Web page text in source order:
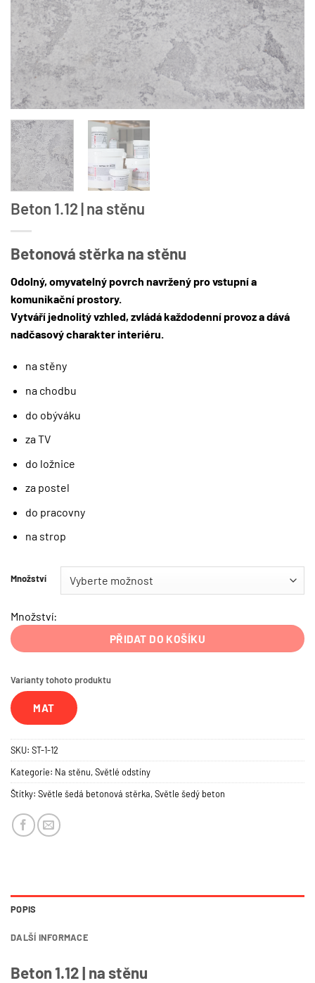
Beton 1.12 | na stěnu
Betonová stěrka na stěnu
Odolný, omyvatelný povrch navržený pro vstupní a
komunikační prostory.
Vytváří jednolitý vzhled, zvládá každodenní provoz a dává
nadčasový charakter interiéru.
na stěny
na chodbu
do obýváku
za TV
do ložnice
za postel
do pracovny
na strop
Množství
Množství:
PŘIDAT DO KOŠÍKU
Varianty tohoto produktu
MAT
SKU: ST-1-12
Kategorie: Na stěnu,Světlé odstíny
Štítky: Světle šedá betonová stěrka,Světle šedý beton
POPIS
DALŠÍ INFORMACE
Beton 1.12 | na stěnu